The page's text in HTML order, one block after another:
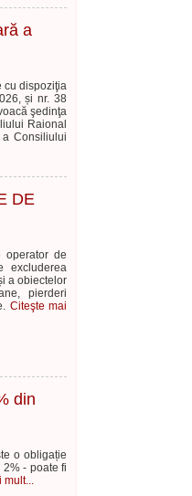
a
cu dispoziţia
și nr. 38
şedinţa
Raional
Consiliului
DE
operator de
excluderea
a obiectelor
pierderi
Citeşte mai
din
o obligație
- poate fi
mult...